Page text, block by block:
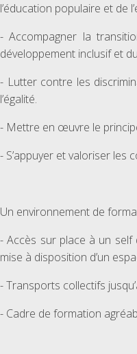
l’éducation populaire et de
- Accompagner la
développement inclusif et
- Lutter contre les
l’égalité.
- Mettre en œuvre le
- S’appuyer et valoriser les
Un environnement de
- Accès sur place à un
mise à disposition d’un
- Transports collectifs
- Cadre de formation